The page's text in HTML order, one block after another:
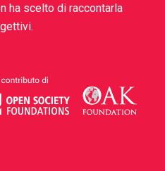
ha scelto di raccontarla